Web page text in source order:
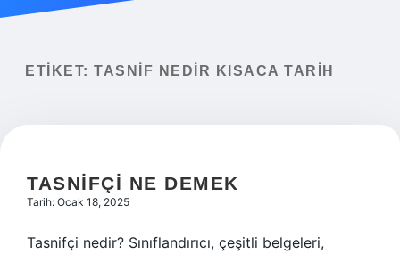
Yasal Uyarı
ETIKET: TASNIF NEDIR KISACA TARIH
TASNIFÇI NE DEMEK
Tarih: Ocak 18, 2025
Tasnifçi nedir? Sınıflandırıcı, çeşitli belgeleri,